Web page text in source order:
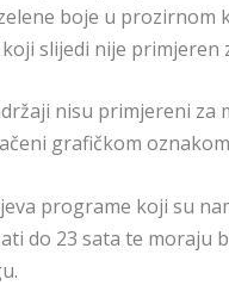
boje u
slijedi nije primjeren
nisu primjereni za
grafičkom
programe koji su
do 23 sata te moraju